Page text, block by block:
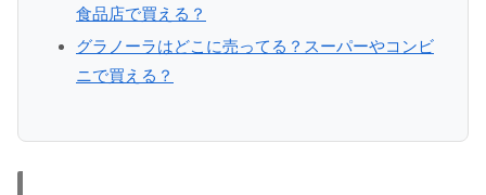
食品店で買える？
グラノーラはどこに売ってる？スーパーやコンビ
ニで買える？